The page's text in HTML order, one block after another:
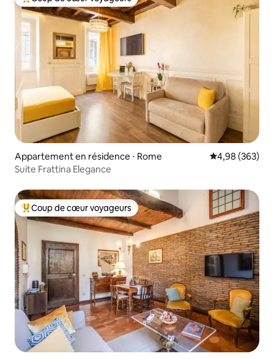
Coups de cœur voyageurs les plus appréciés
Appartement en résidence ⋅ Rome Évaluation
4,98 (363)
Suite Frattina Elegance
Coups de cœur voyageurs les plus appréciés
Coup de cœur voyageurs